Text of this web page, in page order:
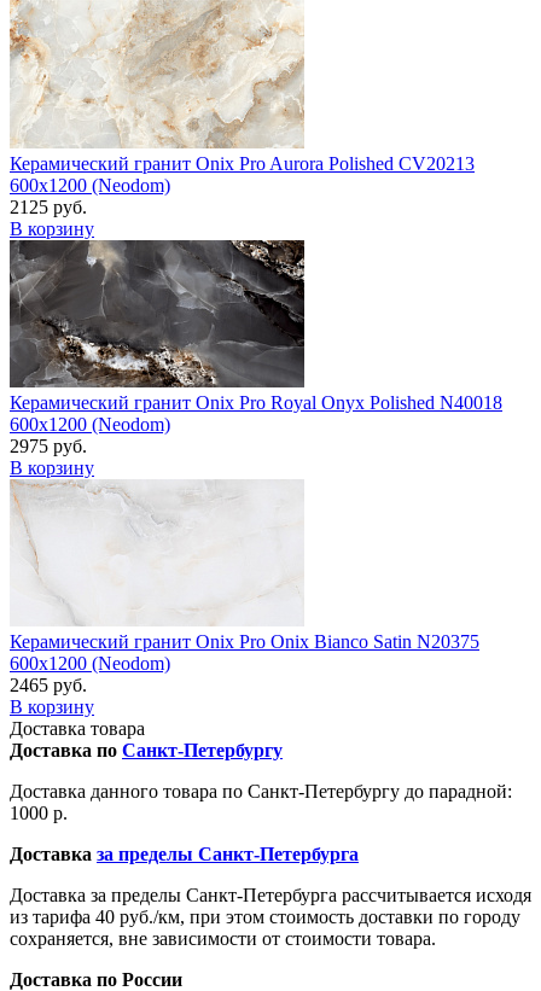
Керамический гранит Onix Pro Aurora Polished CV20213
600x1200 (Neodom)
2125 руб.
В корзину
Керамический гранит Onix Pro Royal Onyx Polished N40018
600x1200 (Neodom)
2975 руб.
В корзину
Керамический гранит Onix Pro Onix Bianco Satin N20375
600x1200 (Neodom)
2465 руб.
В корзину
Доставка товара
Доставка по Санкт-Петербургу
Доставка данного товара по Санкт-Петербургу до парадной:
1000 р.
Доставка за пределы Санкт-Петербурга
Доставка за пределы Санкт-Петербурга рассчитывается исходя
из тарифа 40 руб./км, при этом стоимость доставки по городу
сохраняется, вне зависимости от стоимости товара.
Доставка по России